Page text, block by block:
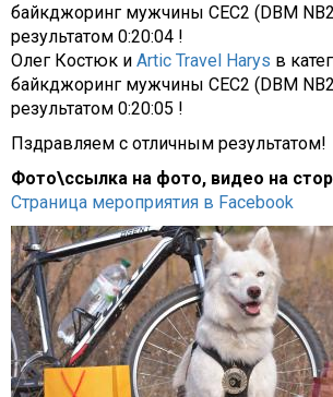
байкджоринг мужчины СЕС2 (DBM
результатом 0:20:04 !
Олег Костюк и Artic Travel Harys в
байкджоринг мужчины СЕС2 (DBM
результатом 0:20:05 !
Пздравляем с отличным результатом!
Фото\ссылка на фото, видео на
Страница мероприятия в Facebook